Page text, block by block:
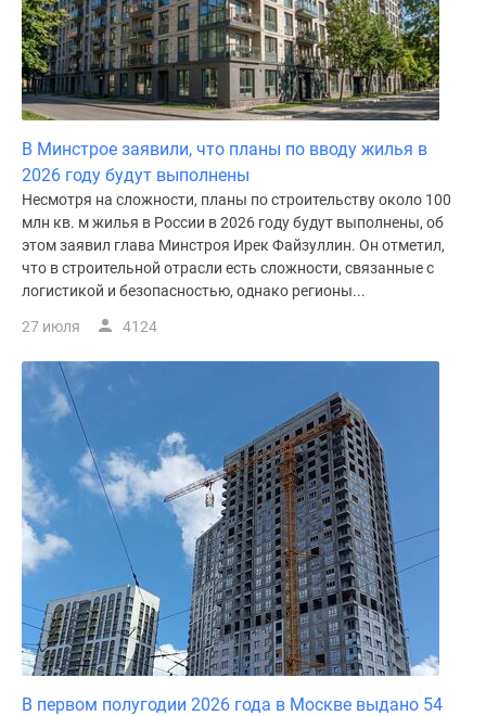
В Минстрое заявили, что планы по вводу жилья в
2026 году будут выполнены
Несмотря на сложности, планы по строительству около 100
млн кв. м жилья в России в 2026 году будут выполнены, об
этом заявил глава Минстроя Ирек Файзуллин. Он отметил,
что в строительной отрасли есть сложности, связанные с
логистикой и безопасностью, однако регионы...
27 июля 4124
В первом полугодии 2026 года в Москве выдано 54